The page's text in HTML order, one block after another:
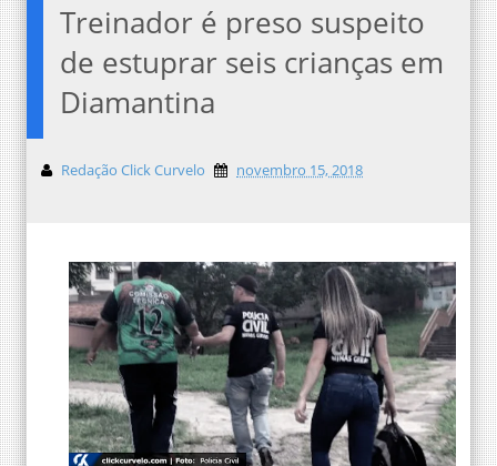
Treinador é preso suspeito
de estuprar seis crianças em
Diamantina
Redação Click Curvelo novembro 15, 2018